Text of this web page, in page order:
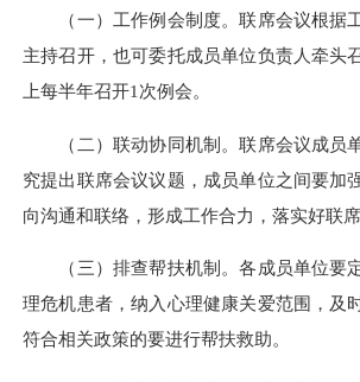
（一）工作例会制度。联席会议根据
主持召开，也可委托成员单位负责人牵头
上每半年召开1次例会。
（二）联动协同机制。联席会议成员
究提出联席会议议题，成员单位之间要加
向沟通和联络，形成工作合力，落实好联
（三）排查帮扶机制。各成员单位要
理危机患者，纳入心理健康关爱范围，及
符合相关政策的要进行帮扶救助。